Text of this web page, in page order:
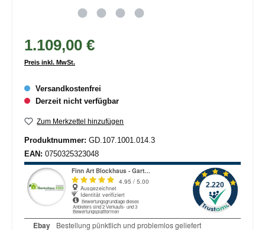
1.109,00 €
Preis inkl. MwSt.
Versandkostenfrei
Derzeit nicht verfügbar
Zum Merkzettel hinzufügen
Produktnummer: GD.107.1001.014.3
EAN: 0750325323048